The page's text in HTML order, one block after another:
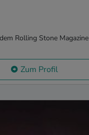
Rolling Stone Magazine
Zum Profil